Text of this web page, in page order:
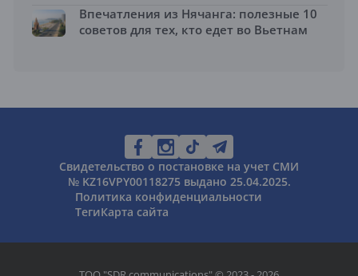
Впечатления из Нячанга: полезные 10
советов для тех, кто едет во Вьетнам
Свидетельство о постановке на учет СМИ
№ KZ16VPY00118275 выдано 25.04.2025.
Политика конфиденциальности
ТегиКарта сайта